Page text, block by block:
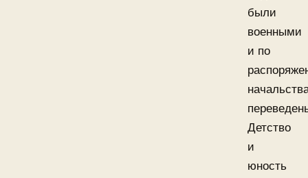
были
военными
и по
Детство
и
юность